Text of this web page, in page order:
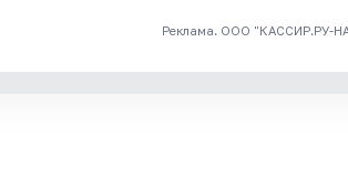
Реклама. ООО "КАССИР.РУ-